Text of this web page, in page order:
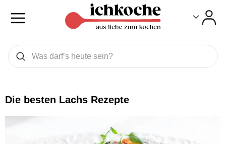
Was wollen Sie suchen
Suchen
Die besten Lachs Rezepte